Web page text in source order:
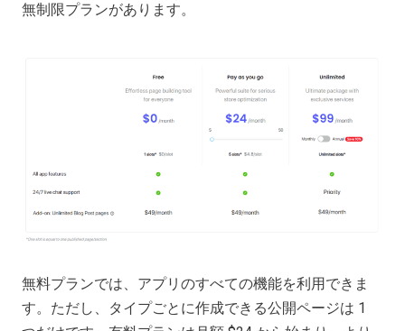
無制限プランがあります。
無料プランでは、アプリのすべての機能を利用できま
す。ただし、タイプごとに作成できる公開ページは 1